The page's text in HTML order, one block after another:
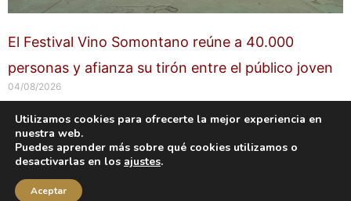
El Festival Vino Somontano reúne a 40.000
personas y afianza su tirón entre el público joven
04/08/2026
Copyright © 2026 labuenavidaenzaragoza.com
Sitio web protegido porMantenimiento web Zaragoza
Utilizamos cookies para ofrecerte la mejor experiencia en
nuestra web.
Puedes aprender más sobre qué cookies utilizamos o
desactivarlas en los ajustes.
Aceptar